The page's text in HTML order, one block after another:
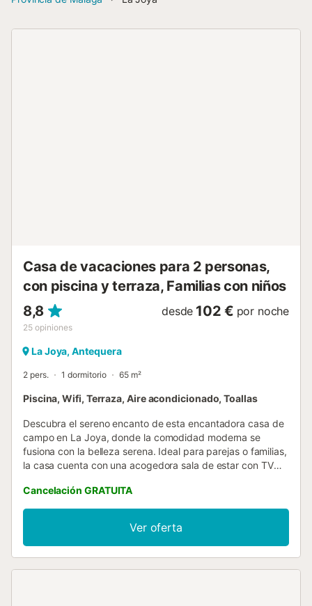
Casa de vacaciones para 2 personas,
con piscina y terraza, Familias con niños
8,8
25 opiniones
desde 102 € por noche
La Joya, Antequera
2 pers. 1 dormitorio 65 m²
Piscina, Wifi, Terraza, Aire acondicionado, Toallas
Descubra el sereno encanto de esta encantadora casa de
campo en La Joya, donde la comodidad moderna se
fusiona con la belleza serena. Ideal para parejas o familias,
la casa cuenta con una acogedora sala de estar con TV
equipo de música, perfectos para tardes relajantes. La
cocina totalmente equipada, con horno, microondas y
lavadora, facilita la preparación de comidas, permitiéndole
disfrutar de deliciosas comidas caseras durante su
estancia. El íntimo dormitorio cuenta con una cómoda
Cancelación GRATUITA
Ver oferta